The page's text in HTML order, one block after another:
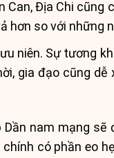
Can, Địa Chi cũng
hơn so với những
niên. Sự tương
gia đạo cũng dễ
Dần nam mạng sẽ
có phần eo